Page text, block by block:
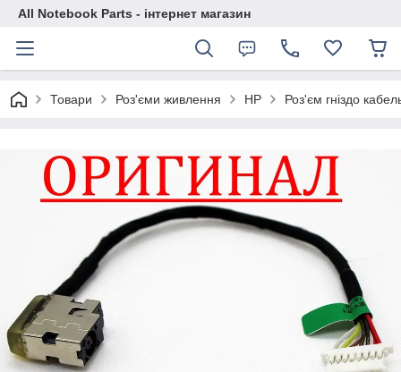
All Notebook Parts - інтернет магазин
Товари Роз'єми живлення HP Роз'єм гніздо